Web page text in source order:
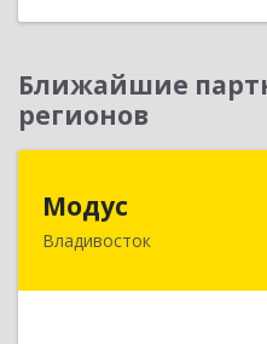
Ближайшие
регионов
Модус
Владивосток
690091, Приморский